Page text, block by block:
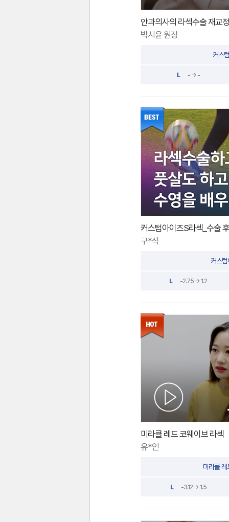
안과의사의 라섹수술 재교
박시윤 원장
커스
L - → -
커스텀아이즈S라섹_수술
구*석
커스
L -2.75 → 1.2
미라클 레드 코웨이브 라섹
유*인
미라클 레
L -3.12 → 1.5